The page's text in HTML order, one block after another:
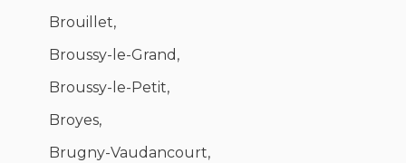
Brouillet,
Broussy-le-Grand,
Broussy-le-Petit,
Broyes,
Brugny-Vaudancourt,